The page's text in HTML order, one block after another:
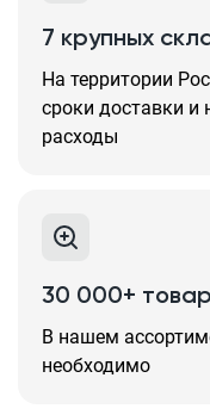
7 крупных
На территории
сроки доставки и
расходы
30 000+
В нашем
необходимо